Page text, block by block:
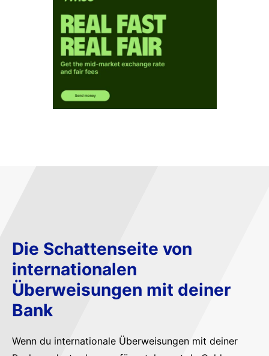
Die Schattenseite von
internationalen
Überweisungen mit deiner
Bank
Wenn du internationale Überweisungen mit deiner